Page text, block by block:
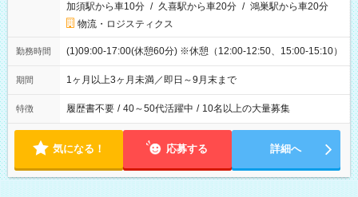
加須駅から車10分 / 久喜駅から車20分 / 鴻巣駅から車20分
物流・ロジスティクス
勤務時間 (1)09:00-17:00(休憩60分) ※休憩（12:00-12:50、15:00-15:10）
期間 1ヶ月以上3ヶ月未満／即日～9月末まで
特徴 履歴書不要 / 40～50代活躍中 / 10名以上の大量募集
気になる！ 応募する 詳細へ